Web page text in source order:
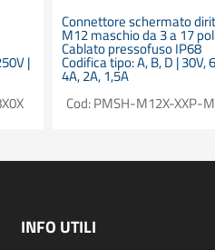
|
Connettore schermato
M12 maschio da 3 a 17
Cablato pressofuso IP68
Codifica tipo: A, B, D | 30V,
4A, 2A, 1,5A
Cod: PMSH-M12X-XXP-
INFO UTILI